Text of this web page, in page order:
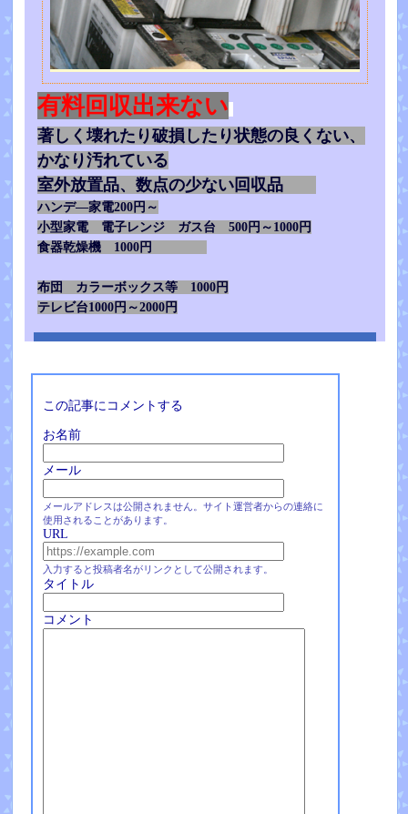
有料回収出来ない
著しく壊れたり破損したり状態の良くない、
かなり汚れている
室外放置品、数点の少ない回収品
ハンデ―家電200円～
小型家電 電子レンジ ガス台 500円～1000円
食器乾燥機 1000円
布団 カラーボックス等 1000円
テレビ台1000円～2000円
この記事にコメントする
お名前
メール
メールアドレスは公開されません。サイト運営者からの連絡に
使用されることがあります。
URL
入力すると投稿者名がリンクとして公開されます。
タイトル
コメント